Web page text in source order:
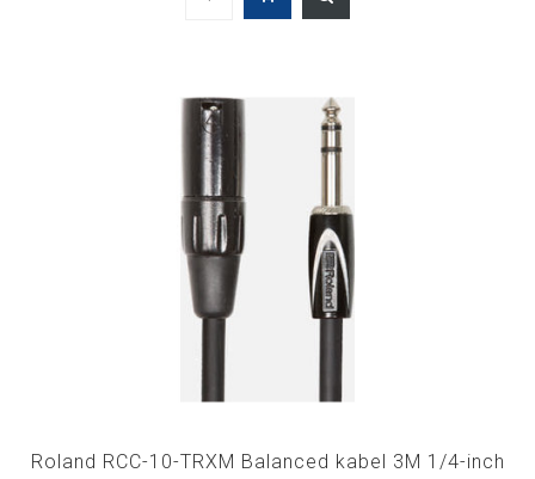
Roland RCC-10-TRXM Balanced kabel 3M 1/4-inch